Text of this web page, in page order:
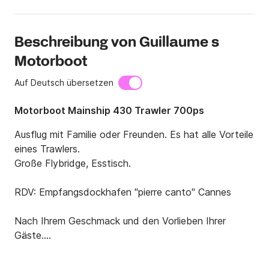
Beschreibung von Guillaume s
Motorboot
Auf Deutsch übersetzen
Motorboot Mainship 430 Trawler 700ps
Ausflug mit Familie oder Freunden. Es hat alle Vorteile
eines Trawlers.
Große Flybridge, Esstisch.
RDV: Empfangsdockhafen "pierre canto" Cannes
Nach Ihrem Geschmack und den Vorlieben Ihrer
Gäste.